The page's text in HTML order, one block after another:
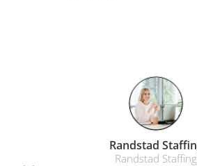
Randstad
Randstad Staffing